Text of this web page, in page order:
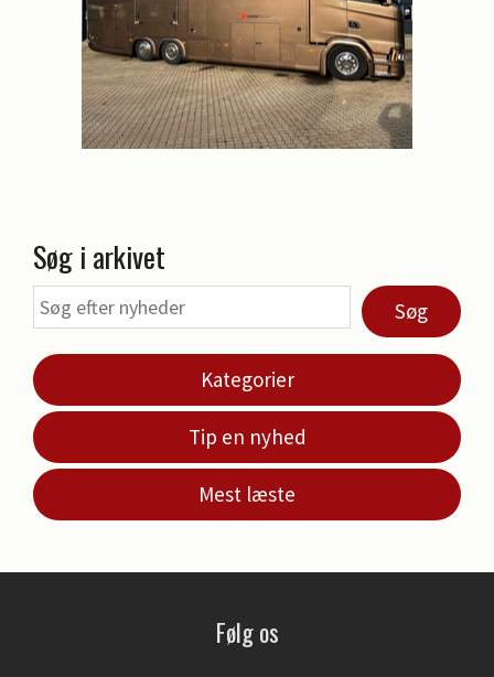
Søg i arkivet
Søg
Kategorier
Tip en nyhed
Mest læste
Følg os